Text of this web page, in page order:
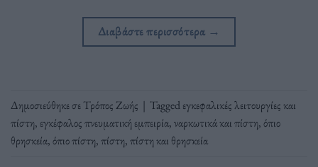
Διαβάστε περισσότερα →
Δημοσιεύθηκε σεΤρόπος Ζωής | Taggedεγκεφαλικές λειτουργίες και
πίστη, εγκέφαλος πνευματική εμπειρία,ναρκωτικά και πίστη,όπιο
θρησκεία,όπιο πίστη,πίστη,πίστη και θρησκεία